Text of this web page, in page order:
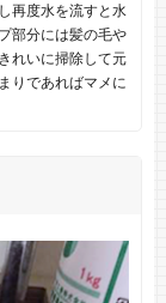
再度水を流すと水
部分には髪の毛や
れいに掃除して元
りであればマメに